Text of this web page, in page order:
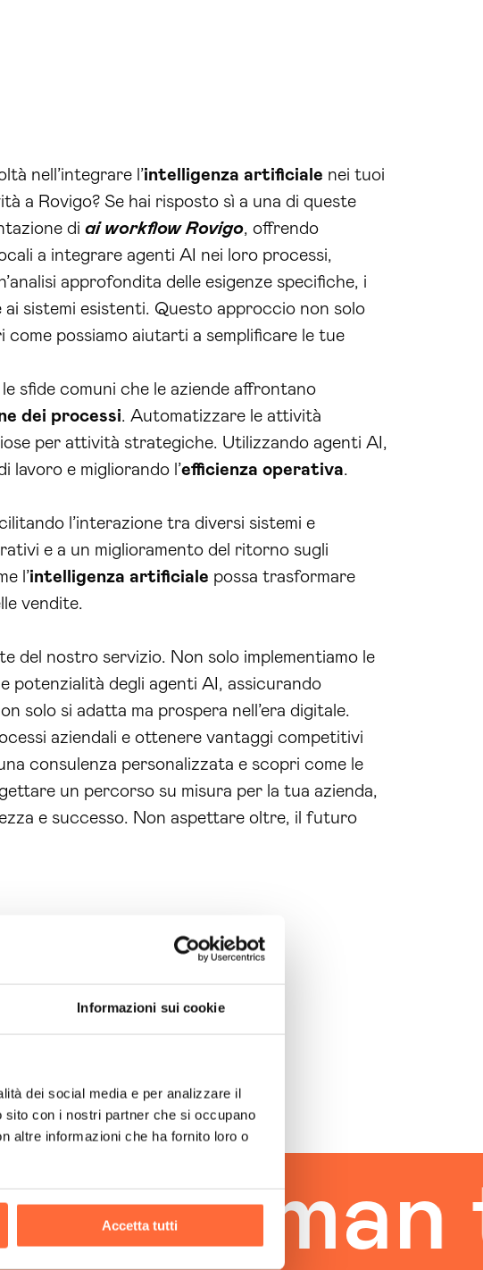
Informazioni sui cookie
dei social media e per analizzare il
con i nostri partner che si occupano
altre informazioni che ha fornito loro o
Accetta tutti
nell’integrare l’intelligenza artificiale nei tuoi
a Rovigo? Se hai risposto sì a una di queste
di ai workflow Rovigo, offrendo
a integrare agenti AI nei loro processi,
approfondita delle esigenze specifiche, i
sistemi esistenti. Questo approccio non solo
come possiamo aiutarti a semplificare le tue
sfide comuni che le aziende affrontano
dei processi. Automatizzare le attività
per attività strategiche. Utilizzando agenti AI,
lavoro e migliorando l’efficienza operativa.
l’interazione tra diversi sistemi e
e a un miglioramento del ritorno sugli
l’intelligenza artificiale possa trasformare
vendite.
del nostro servizio. Non solo implementiamo le
potenzialità degli agenti AI, assicurando
solo si adatta ma prospera nell’era digitale.
aziendali e ottenere vantaggi competitivi
consulenza personalizzata e scopri come le
un percorso su misura per la tua azienda,
e successo. Non aspettare oltre, il futuro